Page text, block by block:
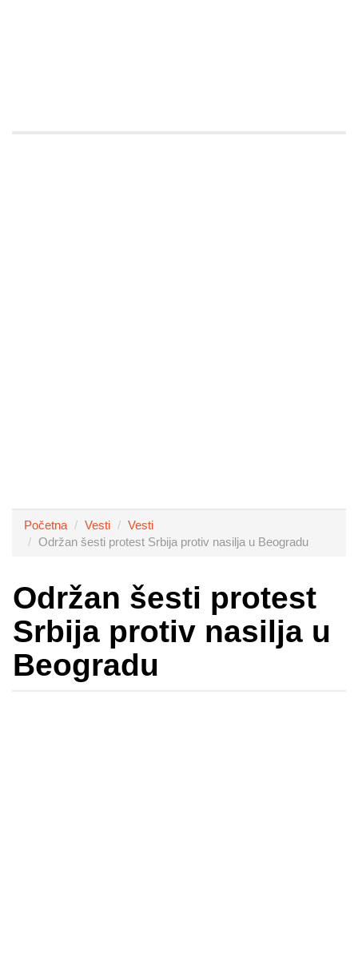
Početna Vesti
Vesti
Održan šesti protest Srbija protiv nasilja u Beogradu
Održan šesti protest
Srbija protiv nasilja u
Beogradu